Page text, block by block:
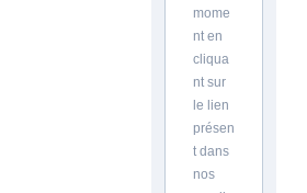
mome
nt en
cliqua
nt sur
le lien
présen
t dans
nos